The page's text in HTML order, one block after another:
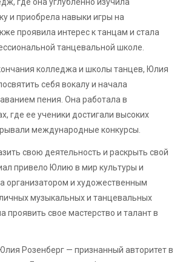
где она углубленно изучила
и приобрела навыки игры на
проявила интерес к танцам и стала
танцевальной школе.
колледжа и школы танцев, Юлия
себя вокалу и начала
пения. Она работала в
где ее ученики достигали высоких
международные конкурсы.
свою деятельность и раскрыть свой
привело Юлию в мир культуры и
организатором и художественным
музыкальных и танцевальных
проявить свое мастерство и талант в
Розенберг — признанный авторитет в